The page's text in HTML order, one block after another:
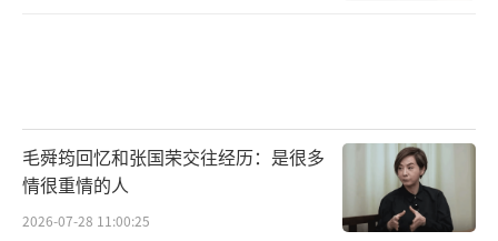
“三叉戟”数你最争气
首映礼现场，电视剧版《三叉戟》陈建
斌、董勇、郝平三位主演发来了一份特别问
毛舜筠回忆和张国荣交往经历：是很多
情很重情的人
2026-07-28 11:00:25